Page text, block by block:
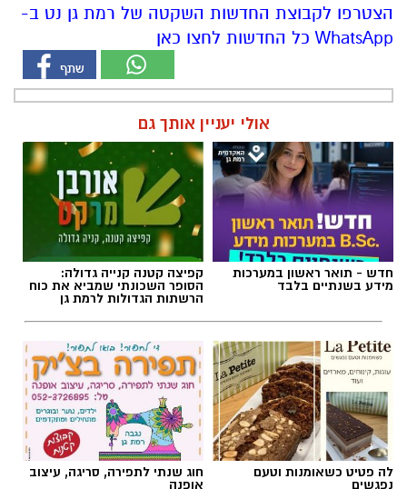
הצטרפו לקבוצת החדשות השקטה של רמת גן נט ב-
WhatsApp כל החדשות לחצו כאן
אולי יעניין אותך גם
חדש - תואר ראשון במערכות
מידע בשנתיים בלבד
קפיצה קטנה קנייה גדולה:
הסופר השכונתי שמביא את כוח
הרשתות הגדולות לרמת גן
לה פטיט כשאומנות וטעם
נפגשים
חוג שנתי לתפירה, סריגה, עיצוב
אופנה